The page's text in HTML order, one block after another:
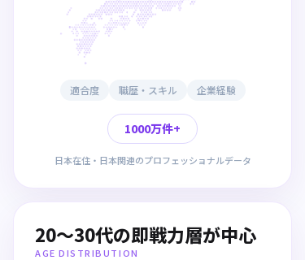
適合度 職歴・スキル 企業経験
1000万件+
日本在住・日本関連のプロフェッショナルデータ
20〜30代の即戦力層が中心
AGE DISTRIBUTION